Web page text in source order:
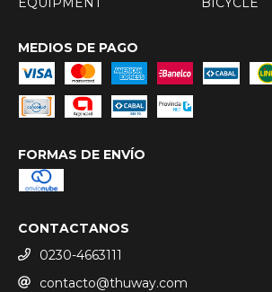
MEDIOS DE PAGO
FORMAS DE ENVÍO
CONTACTANOS
0230-4663111
contacto@thuway.com